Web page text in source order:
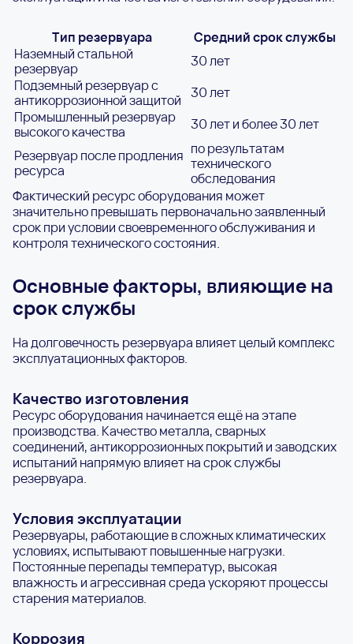
Тип резервуара
Средний срок службы
Наземный стальной
резервуар
30 лет
Подземный резервуар с
антикоррозионной защитой 30 лет
Промышленный резервуар
высокого качества
30 лет и более 30 лет
Резервуар после продления
ресурса
по результатам
технического
обследования
Фактический ресурс оборудования может
значительно превышать первоначально заявленный
срок при условии своевременного обслуживания и
контроля технического состояния.
Основные факторы, влияющие на
срок службы
На долговечность резервуара влияет целый комплекс
эксплуатационных факторов.
Качество изготовления
Ресурс оборудования начинается ещё на этапе
производства. Качество металла, сварных
соединений, антикоррозионных покрытий и заводских
испытаний напрямую влияет на срок службы
резервуара.
Условия эксплуатации
Резервуары, работающие в сложных климатических
условиях, испытывают повышенные нагрузки.
Постоянные перепады температур, высокая
влажность и агрессивная среда ускоряют процессы
старения материалов.
Коррозия